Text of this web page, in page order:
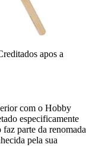
apos a
com o Hobby
especificamente
parte da renomada
pela sua